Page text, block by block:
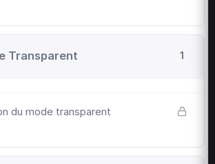
Transparent 1
du mode transparent